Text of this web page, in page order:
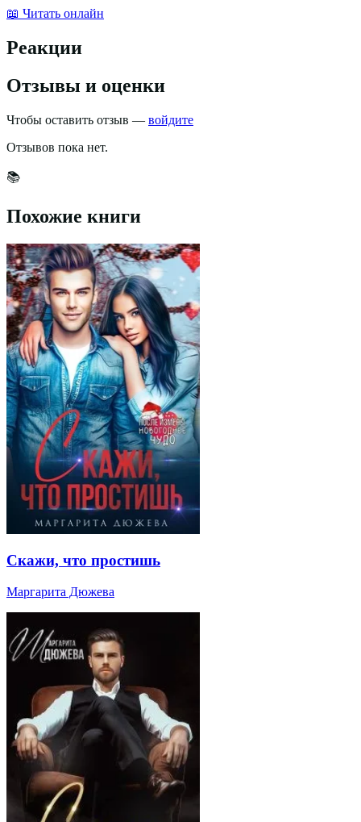
📖 Читать онлайн
Реакции
Отзывы и оценки
Чтобы оставить отзыв — войдите
Отзывов пока нет.
📚
Похожие книги
Скажи, что простишь
Маргарита Дюжева